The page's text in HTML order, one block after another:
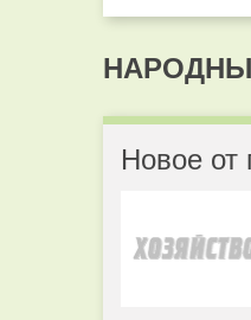
Новое от